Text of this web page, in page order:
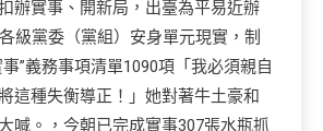
辦實事、開新局，出臺為平易近辦
級黨委（黨組）安身單元現實，制
”義務事項清單1090項「我必須親自
這種失衡導正！」她對著牛土豪和
喊。，今朝已完成實事307張水瓶抓